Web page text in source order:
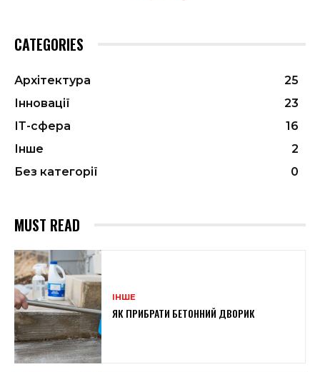
CATEGORIES
Архітектура
25
Інновації
23
ІТ-сфера
16
Інше
2
Без категорії
0
MUST READ
ІНШЕ
ЯК ПРИБРАТИ БЕТОННИЙ ДВОРИК